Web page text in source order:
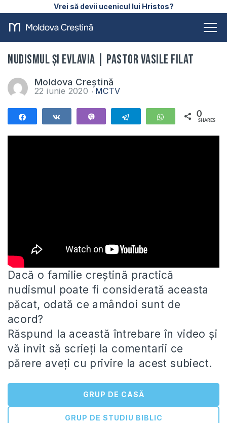
Vrei să devii ucenicul lui Hristos?
Nudismul și evlavia | Pastor Vasile Filat
Moldova Creștină
22 iunie 2020 MCTV
Telegram WhatsApp
0
SHARES
Dacă o familie creștină practică
nudismul poate fi considerată aceasta
păcat, odată ce amândoi sunt de
acord?
Răspund la această întrebare în video și
vă invit să scrieți la comentarii ce
părere aveți cu privire la acest subiect.
GRUP DE CASĂ
GRUP DE STUDIU BIBLIC